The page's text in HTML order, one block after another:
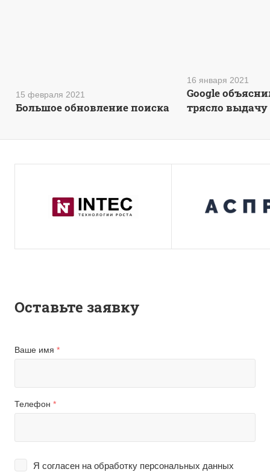
Большое обновление поиска
15 февраля 2021
Google
трясло выдачу
16 января 2021
Оставьте заявку
Ваше имя *
Телефон *
Я согласен на обработку персональных данных